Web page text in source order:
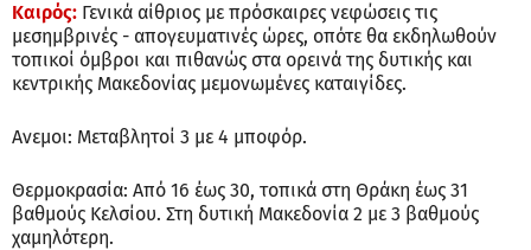
Καιρός: Γενικά αίθριος με πρόσκαιρες νεφώσεις τις
μεσημβρινές - απογευματινές ώρες, οπότε θα εκδηλωθούν
τοπικοί όμβροι και πιθανώς στα ορεινά της δυτικής και
κεντρικής Μακεδονίας μεμονωμένες καταιγίδες.
Ανεμοι: Μεταβλητοί 3 με 4 μποφόρ.
Θερμοκρασία: Από 16 έως 30, τοπικά στη Θράκη έως 31
βαθμούς Κελσίου. Στη δυτική Μακεδονία 2 με 3 βαθμούς
χαμηλότερη.